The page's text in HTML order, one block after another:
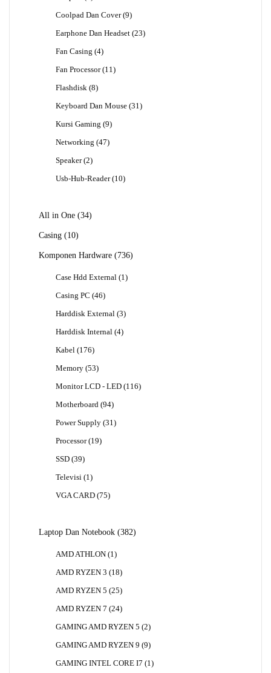
Coolpad Dan Cover 99
Earphone Dan Headset 2323
Fan Casing 44
Fan Processor 11 11
Flashdisk 88
Keyboard Dan Mouse 31 31
Kursi Gaming 99
Networking 4747
Speaker 22
Usb-Hub-Reader 1010
All in One 3434
Casing
1010
Komponen Hardware
736736
Case Hdd External 1 1
Casing PC 4646
Harddisk External 33
Harddisk Internal 44
Kabel
176176
Memory 5353
Monitor LCD - LED 116116
Motherboard 9494
Power Supply 31 31
Processor 1919
SSD 3939
Televisi
1 1
VGA CARD 7575
Laptop Dan Notebook 382382
AMD ATHLON 1 1
AMD RYZEN 3
1818
AMD RYZEN 5 2525
AMD RYZEN 7 2424
GAMING AMD RYZEN 5 22
GAMING AMD RYZEN 9 99
GAMING INTEL CORE I7
1 1